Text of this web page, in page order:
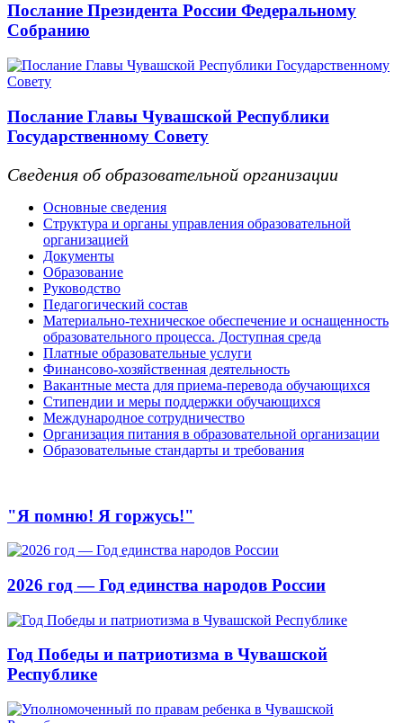
Послание Президента России Федеральному
Собранию
Послание Главы Чувашской Республики
Государственному Совету
Сведения об образовательной организации
Основные сведения
Структура и органы управления образовательной
организацией
Документы
Образование
Руководство
Педагогический состав
Материально-техническое обеспечение и оснащенность
образовательного процесса. Доступная среда
Платные образовательные услуги
Финансово-хозяйственная деятельность
Вакантные места для приема-перевода обучающихся
Стипендии и меры поддержки обучающихся
Международное сотрудничество
Организация питания в образовательной организации
Образовательные стандарты и требования
"Я помню! Я горжусь!"
2026 год — Год единства народов России
Год Победы и патриотизма в Чувашской
Республике